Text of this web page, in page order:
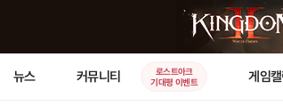
뉴스 커뮤니티
로스트아크
기대평 이벤트
게임